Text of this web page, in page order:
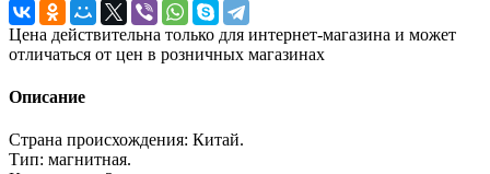
Цена действительна только для интернет-магазина и может
отличаться от цен в розничных магазинах
Описание
Страна происхождения: Китай.
Тип: магнитная.